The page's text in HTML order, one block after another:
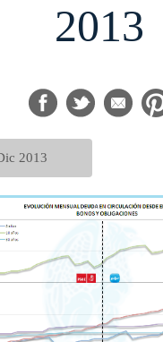
2013
2013